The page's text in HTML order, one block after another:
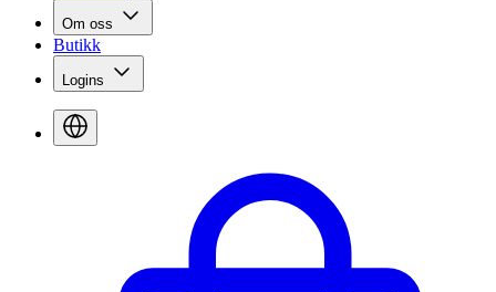
Om oss
Butikk
Logins